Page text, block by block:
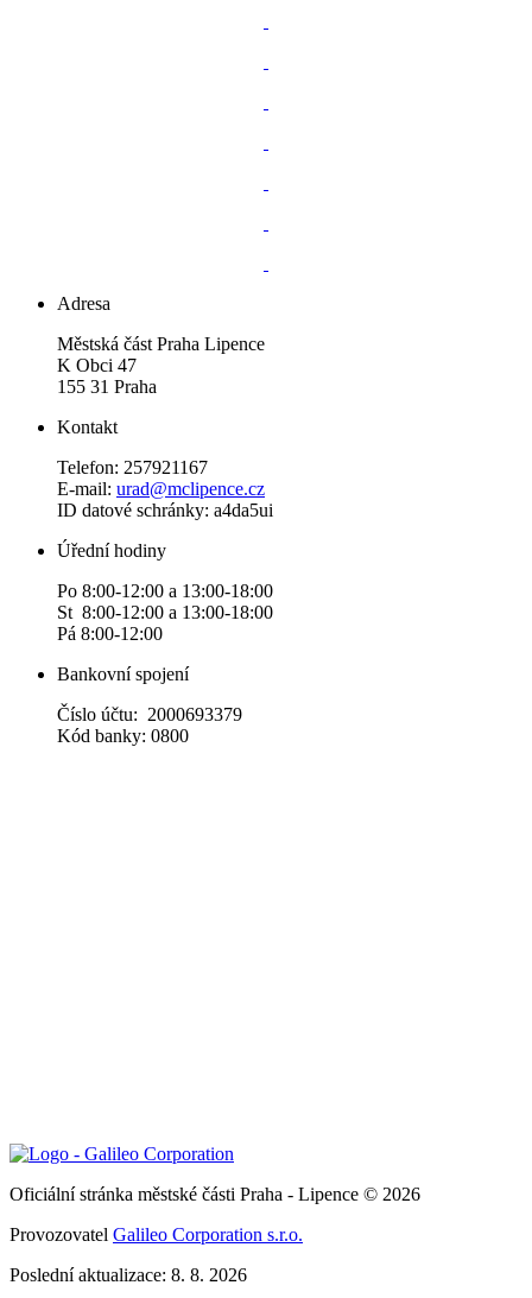
Adresa
Městská část Praha Lipence
K Obci 47
155 31 Praha
Kontakt
Telefon: 257921167
E-mail: urad@mclipence.cz
ID datové schránky: a4da5ui
Úřední hodiny
Po 8:00-12:00 a 13:00-18:00
St 8:00-12:00 a 13:00-18:00
Pá 8:00-12:00
Bankovní spojení
Číslo účtu: 2000693379
Kód banky: 0800
Oficiální stránka městské části Praha - Lipence © 2026
Provozovatel Galileo Corporation s.r.o.
Poslední aktualizace: 8. 8. 2026